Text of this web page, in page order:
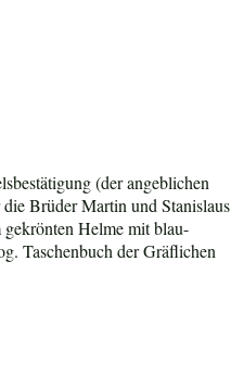
(der angeblichen
Brüder Martin und Stanislaus
Helme mit blau-
Taschenbuch der Gräflichen